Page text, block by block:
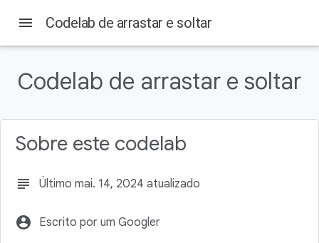
Nesta página
Pré-requisitos
O que você vai fazer
2. Um evento de arrastar e soltar
menu Codelab de arrastar e soltar
Codelab de arrastar e soltar
Sobre este codelab
subject Último mai. 14, 2024 atualizado
account_circle Escrito por um Googler